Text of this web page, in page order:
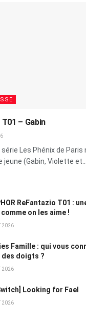
– Gabin
Les Phénix de
(Gabin, Violette et...
ReFantazio T01 :
on les aime !
2026
Famille : qui vous
des doigts ?
2026
Looking for Fael
2026